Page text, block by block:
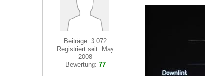
Beiträge: 3.072
Registriert seit: May
2008
Bewertung: 77